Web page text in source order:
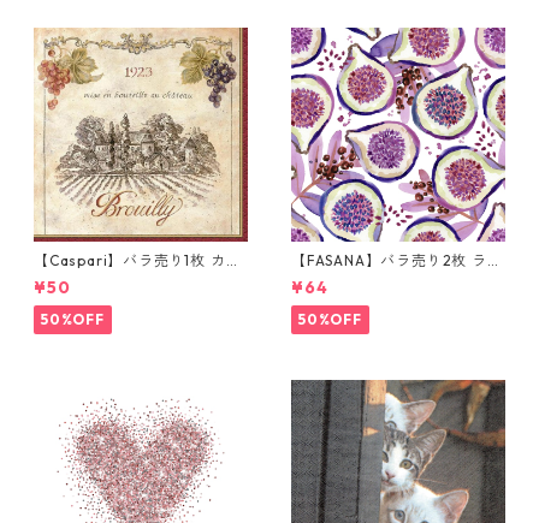
【Caspari】バラ売り1枚 カク
テルサイズ ペーパーナプキン
Wine Labels ベージュ
¥50
50%OFF
【FASANA】バラ売り2枚 ラン
チサイズ ペーパーナプキン Fr
esh passion fruits ホワイト
¥64
50%OFF